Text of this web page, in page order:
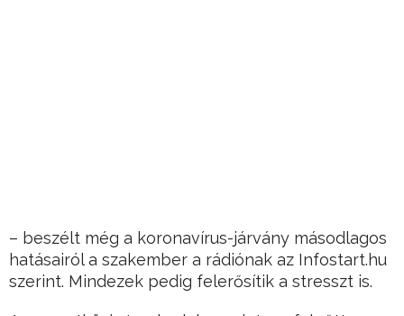
– beszélt még a koronavírus-járvány másodlagos
hatásairól a szakember a rádiónak az Infostart.hu
szerint. Mindezek pedig felerősítik a stresszt is.